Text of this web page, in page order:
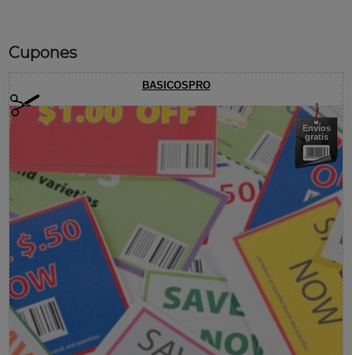
Cupones
BASICOSPRO
Envíos
gratis